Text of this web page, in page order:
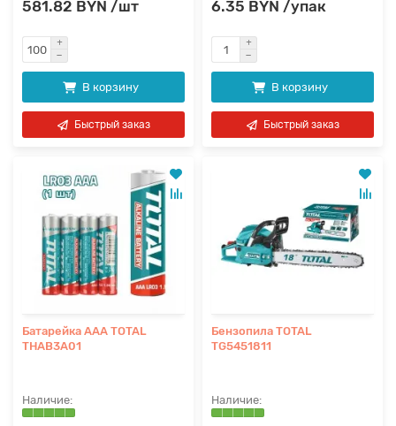
581.82 BYN /шт
В корзину
Быстрый заказ
6.35 BYN /упак
В корзину
Быстрый заказ
Батарейка AAA TOTAL
THAB3A01
Бензопила TOTAL
TG5451811